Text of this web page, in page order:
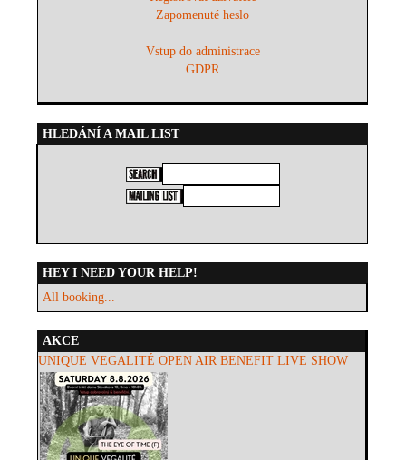
Zapomenuté heslo
Vstup do administrace
GDPR
HLEDÁNÍ A MAIL LIST
HEY I NEED YOUR HELP!
All booking...
AKCE
UNIQUE VEGALITÉ OPEN AIR BENEFIT LIVE SHOW